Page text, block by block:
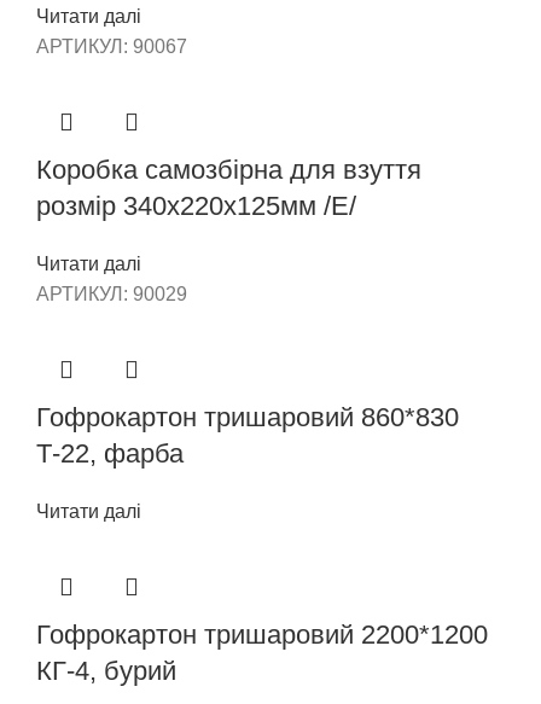
Читати далі
АРТИКУЛ: 90067
Коробка самозбірна для взуття
розмір 340х220х125мм /Е/
Читати далі
АРТИКУЛ: 90029
Гофрокартон тришаровий 860*830
Т-22, фарба
Читати далі
Гофрокартон тришаровий 2200*1200
КГ-4, бурий